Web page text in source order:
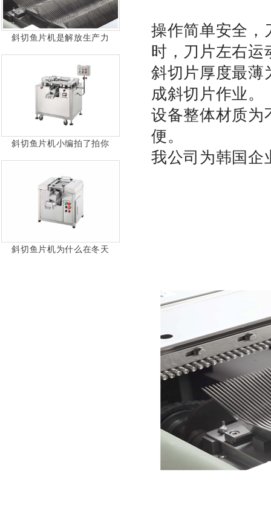
斜切鱼片机是解放生产力
斜切鱼片机小编拍了拍你
斜切鱼片机为什么在冬天
操作简单安全，
时，刀片左右运
斜切片厚度最薄
成斜切片作业。
设备整体材质为
便。
我公司为韩国企